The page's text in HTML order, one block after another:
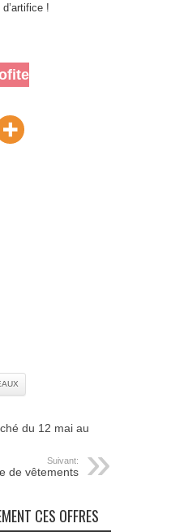
!
du 12 mai au
Suivant:
de vêtements
CES OFFRES